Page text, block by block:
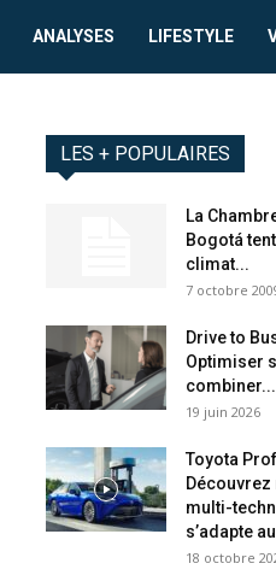
ANALYSES LIFESTYLE
LES + POPULAIRES
La
Bogotá
climat...
7 octobre
Drive to
Optimiser
combiner...
19 juin 2026
Toyota
multi-
s’adapte
18 octobre